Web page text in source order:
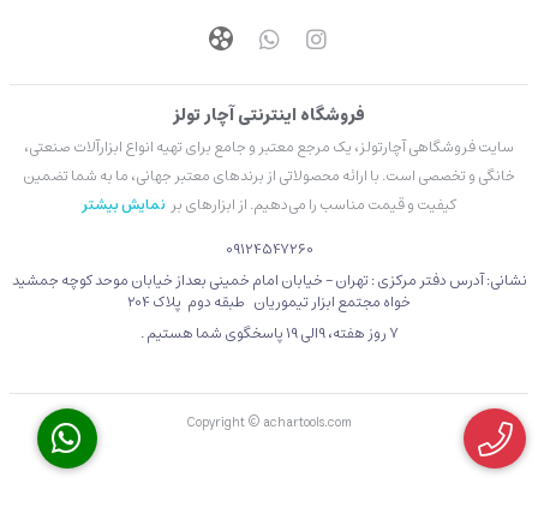
فروشگاه اینترنتی آچار تولز
سایت فروشگاهی آچارتولز، یک مرجع معتبر و جامع برای تهیه انواع ابزارآلات صنعتی،
خانگی و تخصصی است. با ارائه محصولاتی از برندهای معتبر جهانی، ما به شما تضمین
کیفیت و قیمت مناسب را می‌دهیم. از ابزارهای بر نمایش بیشتر
09124547260
نشانی: آدرس دفتر مرکزی : تهران - خیابان امام خمینی بعداز خیابان موحد کوچه جمشید
خواه مجتمع ابزار تیموریان طبقه دوم پلاک 204
۷ روز هفته، 9الی 19 پاسخگوی شما هستیم .
Copyright © achartools.com